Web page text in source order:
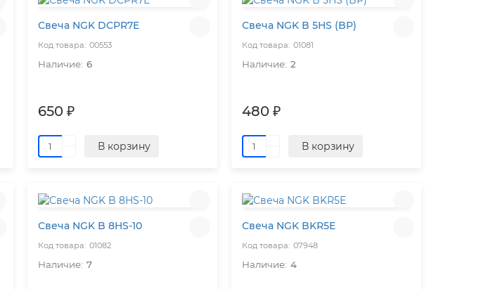
Свеча NGK DCPR7E
00553
6
650 ₽
В корзину
Свеча NGK B 5HS (BP)
01081
2
480 ₽
В корзину
Свеча NGK B 8HS-10
01082
7
Свеча NGK BKR5E
07948
4